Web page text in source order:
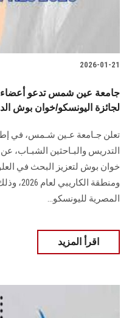
2026-01-21
جامعة عين شمس تدعو أعضاء
لجائزة اليونسكو/خوان بوش
تعلن جـامعة عـين شـمس، في
التدريس والبـاحثين الشبـاب،
خوان بوش لتعزيز البحث في
ومنطقة
المصرية لليونسكو...
اقرأ المزيد